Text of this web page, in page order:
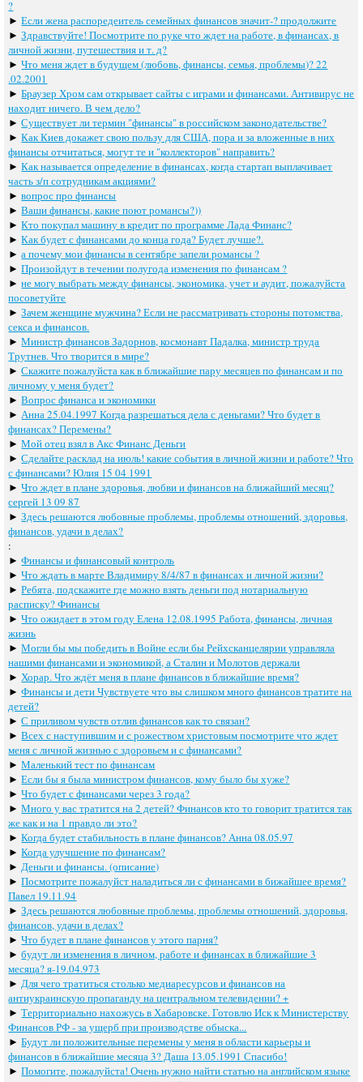
?
►Если жена распоредеитель семейных финансов значит-? продолжите
►Здравствуйте! Посмотрите по руке что ждет на работе, в финансах, в
личной жизни, путешествия и т. д?
►Что меня ждет в будущем (любовь, финансы, семья, проблемы)? 22
.02.2001
►Браузер Хром сам открывает сайты с играми и финансами. Антивирус не
находит ничего. В чем дело?
►Существует ли термин "финансы" в российском законодательстве?
►Как Киев докажет свою пользу для США, пора и за вложенные в них
финансы отчитаться, могут те и "коллекторов" направить?
►Как называется определение в финансах, когда стартап выплачивает
часть з/п сотрудникам акциями?
►вопрос про финансы
►Ваши финансы, какие поют романсы?))
►Кто покупал машину в кредит по программе Лада Финанс?
►Как будет с финансами до конца года? Будет лучше?.
►а почему мои финансы в сентябре запели романсы ?
►Произойдут в течении полугода изменения по финансам ?
►не могу выбрать между финансы, экономика, учет и аудит, пожалуйста
посоветуйте
►Зачем женщине мужчина? Если не рассматривать стороны потомства,
секса и финансов.
►Министр финансов Задорнов, космонавт Падалка, министр труда
Трутнев. Что творится в мире?
►Скажите пожалуйста как в ближайшие пару месяцев по финансам и по
личному у меня будет?
►Вопрос финанса и экономики
► Анна 25.04.1997 Когда разрешаться дела с деньгами? Что будет в
финансах? Перемены?
►Мой отец взял в Акс Финанс Деньги
►Сделайте расклад на июль! какие события в личной жизни и работе? Что
с финансами? Юлия 15 04 1991
►Что ждет в плане здоровья, любви и финансов на ближайший месяц?
сергей 13 09 87
►Здесь решаются любовные проблемы, проблемы отношений, здоровья,
финансов, удачи в делах?
:
►Финансы и финансовый контроль
►Что ждать в марте Владимиру 8/4/87 в финансах и личной жизни?
►Ребята, подскажите где можно взять деньги под нотариальную
расписку? Финансы
►Что ожидает в этом году Елена 12.08.1995 Работа, финансы, личная
жизнь
►Могли бы мы победить в Войне если бы Рейхсканцелярии управляла
нашими финансами и экономикой, а Сталин и Молотов держали
►Хорар. Что ждёт меня в плане финансов в ближайшие время?
►Финансы и дети Чувствуете что вы слишком много финансов тратите на
детей?
►С приливом чувств отлив финансов как то связан?
►Всех с наступившим и с рожеством христовым посмотрите что ждет
меня с личной жизнью с здоровьем и с финансами?
►Маленький тест по финансам
►Если бы я была министром финансов, кому было бы хуже?
►Что будет с финансами через 3 года?
►Много у вас тратится на 2 детей? Финансов кто то говорит тратится так
же как и на 1 правдо ли это?
►Когда будет стабильность в плане финансов? Анна 08.05.97
►Когда улучшение по финансам?
► Деньги и финансы. (описание)
►Посмотрите пожалуйст наладиться ли с финансами в бижайшее время?
Павел 19.11.94
►Здесь решаются любовные проблемы, проблемы отношений, здоровья,
финансов, удачи в делах?
►Что будет в плане финансов у этого парня?
►будут ли изменения в личном, работе и финансах в ближайшие 3
месяца? я-19.04.973
► Для чего тратиться столько медиаресурсов и финансов на
антиукраинскую пропаганду на центральном телевидении? +
►Территориально нахожусь в Хабаровске. Готовлю Иск к Министерству
Финансов РФ - за ущерб при производстве обыска...
►Будут ли положительные перемены у меня в области карьеры и
финансов в ближайшие месяца 3? Даша 13.05.1991 Спасибо!
►Помогите, пожалуйста! Очень нужно найти статью на английском языке